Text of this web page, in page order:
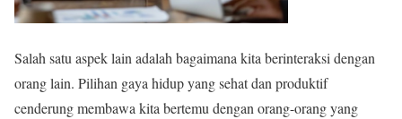
Salah satu aspek lain adalah bagaimana kita berinteraksi dengan
orang lain. Pilihan gaya hidup yang sehat dan produktif
cenderung membawa kita bertemu dengan orang-orang yang